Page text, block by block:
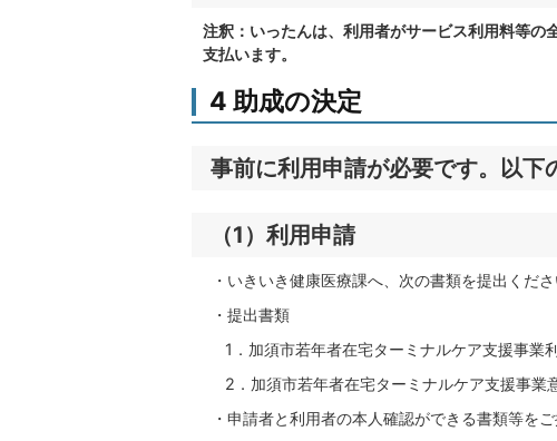
注釈：いったんは、利用者がサービス利用料等
支払います。
4 助成の決定
事前に利用申請が必要です。以下
（1）利用申請
・いきいき健康医療課へ、次の書類を提出くださ
・提出書類
1．加須市若年者在宅ターミナルケア支援事業利
2．加須市若年者在宅ターミナルケア支援事業
・申請者と利用者の本人確認ができる書類等をご